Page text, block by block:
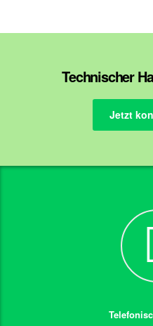
Technischer
Jetzt